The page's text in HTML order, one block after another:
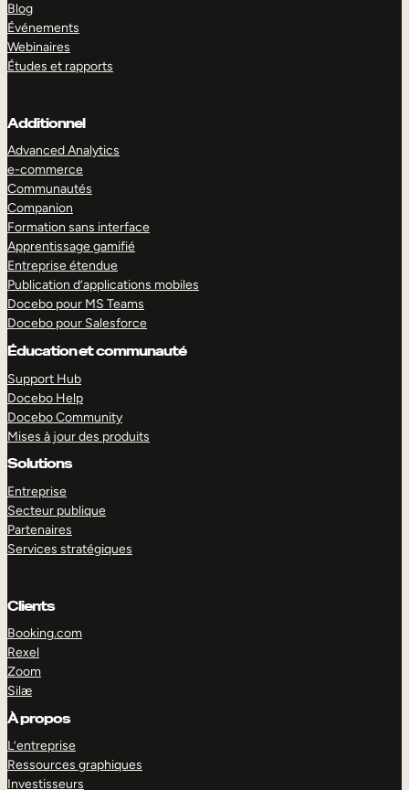
Blog
Événements
Webinaires
Études et rapports
Additionnel
Advanced Analytics
e-commerce
Communautés
Companion
Formation sans interface
Apprentissage gamifié
Entreprise étendue
Publication d’applications mobiles
Docebo pour MS Teams
Docebo pour Salesforce
Éducation et communauté
Support Hub
Docebo Help
Docebo Community
Mises à jour des produits
Solutions
Entreprise
Secteur publique
Partenaires
Services stratégiques
Clients
Booking.com
Rexel
Zoom
Silæ
À propos
L’entreprise
Ressources graphiques
Investisseurs